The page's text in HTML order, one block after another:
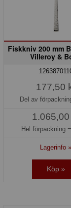
Fiskkniv 200 mm
Villeroy &
177,50
Del av
Hel förpackning
Lagerinfo »
Köp »